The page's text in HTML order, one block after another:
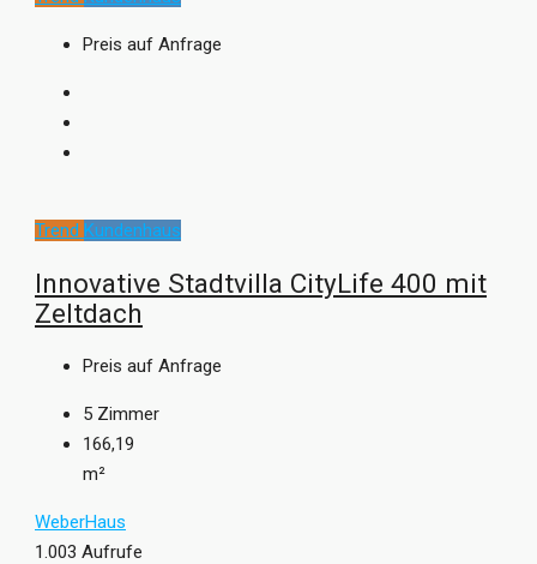
Preis auf Anfrage
Trend Kundenhaus
Innovative Stadtvilla CityLife 400 mit
Zeltdach
Preis auf Anfrage
5 Zimmer
166,19
m²
WeberHaus
1.003 Aufrufe